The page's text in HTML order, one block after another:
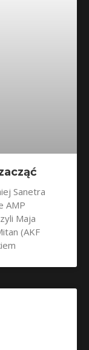
Sanetra
AMP
Maja
(AKF